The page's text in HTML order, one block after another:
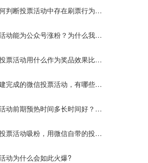
判断投票活动中存在刷票行为？
怎么办？
动能为公众号涨粉？为什么我的
票活动用什么作为奖品效果比较
完成的微信投票活动，有哪些方
动前期预热时间多长时间好？预
票活动吸粉，用微信自带的投票
方的投票平台好？
动为什么会如此火爆?